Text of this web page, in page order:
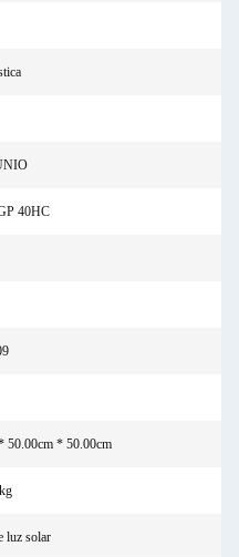
40HC
50.00cm * 50.00cm
luz solar